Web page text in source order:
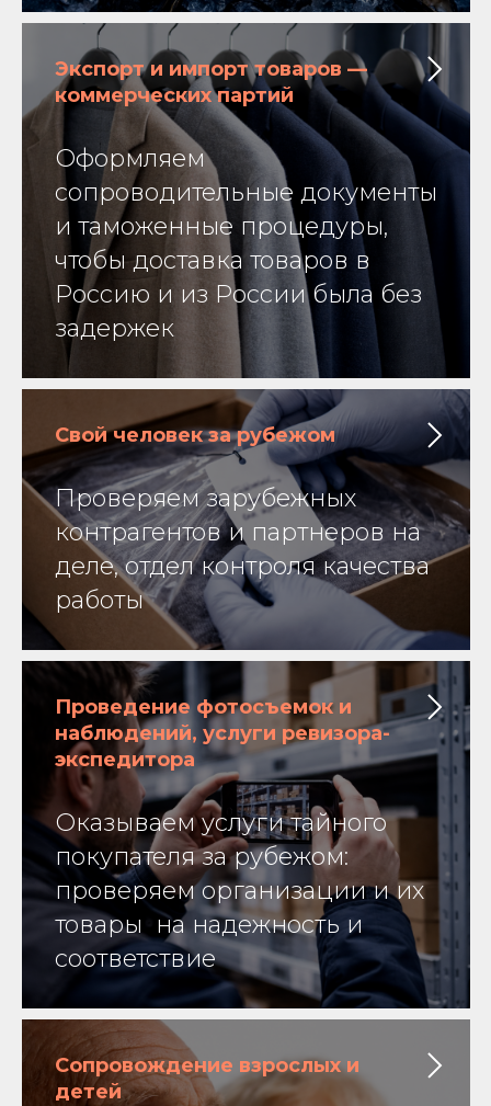
Экспорт и импорт товаров —
коммерческих партий
Оформляем
сопроводительные документы
и таможенные процедуры,
чтобы доставка товаров в
Россию и из России была без
задержек
Свой человек за рубежом
Проверяем зарубежных
контрагентов и партнеров на
деле, отдел контроля качества
работы
Проведение фотосъемок и
наблюдений, услуги ревизора-
экспедитора
Оказываем услуги тайного
покупателя за рубежом:
проверяем организации и их
товары на надежность и
соответствие
Сопровождение взрослых и
детей